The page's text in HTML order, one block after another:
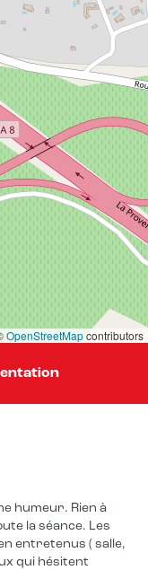
OpenStreetMapcontributors
humeur. Rien à
la séance. Les
entretenus ( salle,
qui hésitent